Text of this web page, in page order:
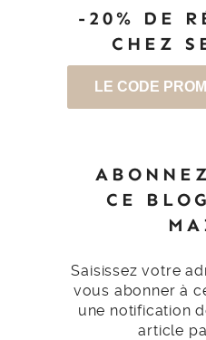
-20% DE
CHEZ
LE CODE
CE
Saisissez votre
vous abonner à
une notification
article